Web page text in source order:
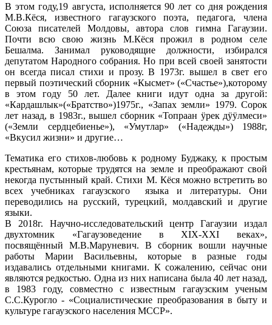
В этом году,19 августа, исполняется 90 лет со дня рождения
М.В.Кёся, известного гагаузского поэта, педагога, члена
Союза писателей Молдовы, автора слов гимна Гагаузии.
Почти всю свою жизнь М.Кёся прожил в родном селе
Бешалма. Занимал руководящие должности, избирался
депутатом Народного собрания. Но при всей своей занятости
он всегда писал стихи и прозу. В 1973г. вышел в свет его
первый поэтический сборник «Кысмет» («Счастье»),которому
в этом году 50 лет. Далее книги идут одна за другой:
«Кардашлык»(«Братство»)1975г., «Запах земли» 1979. Сорок
лет назад, в 1983г., вышел сборник «Топраан ӱрек дӱӱлмеси»
(«Земли сердцебиенье»), «Умутлар» («Надежды») 1988г,
«Вкусил жизни» и другие…
Тематика его стихов-любовь к родному Буджаку, к простым
крестьянам, которые трудятся на земле и преображают свой
некогда пустынный край. Стихи М. Кёся можно встретить во
всех учебниках гагаузского языка и литературы. Они
переводились на русский, турецкий, молдавский и другие
языки.
В 2018г. Научно-исследовательский центр Гагаузии издал
двухтомник «Гагаузоведение в XIX-XXI веках»,
посвящённый М.В.Маруневич. В сборник вошли научные
работы Марии Васильевны, которые в разные годы
издавались отдельными книгами. К сожалению, сейчас они
являются редкостью. Одна из них написана была 40 лет назад,
в 1983 году, совместно с известным гагаузским ученым
С.С.Курогло - «Социалистические преобразования в быту и
культуре гагаузского населения МССР».